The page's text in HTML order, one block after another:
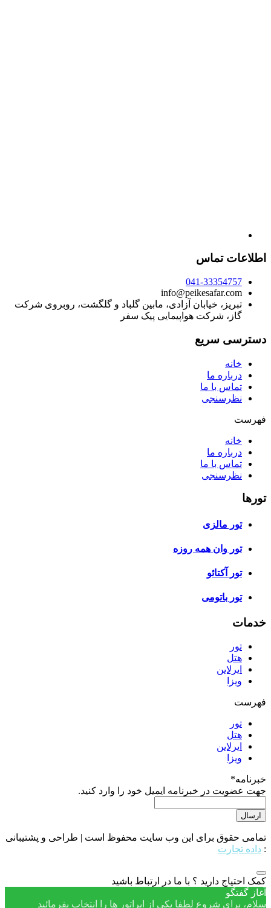
اطلاعات تماس
041-33354757
info@peikesafar.com
تبریز، خیابان آزادی، مابین گلباد و گلگشت، روبروی شرکت
گاز، شرکت هواپیمایی پیک سفر
دسترسی سریع
خانه
درباره ما
تماس با ما
نظرسنجی
فهرست
خانه
درباره ما
تماس با ما
نظرسنجی
تورها
تور مالزی
تور وان همه روزه
تور آکتائو
تور باتومی
خدمات
تور
هتل
ایرلاین
ویزا
فهرست
تور
هتل
ایرلاین
ویزا
خبرنامه*
جهت عضویت در خبرنامه ایمیل خود را وارد کنید.
تمامی حقوق برای این وب سایت محفوظ است | طراحی و پشتیبانی
: داده تجارت
کمک احتیاج دارید ؟ با ما در ارتباط باشید
آغاز گفتگو
سلام، برای شروع لطفا یکی از اپراتور ها را انتخاب بفرمائید